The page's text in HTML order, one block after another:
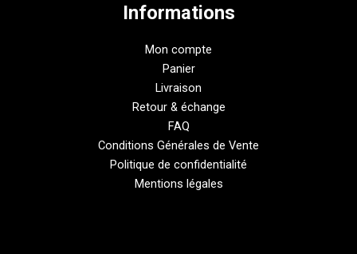
Informations
Mon compte
Panier
Livraison
Retour & échange
FAQ
Conditions Générales de Vente
Politique de confidentialité
Mentions légales